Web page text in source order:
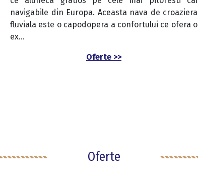
navigabile din Europa. Aceasta nava de croaziera
fluviala este o capodopera a confortului ce ofera o
ex...
Oferte >>
Oferte